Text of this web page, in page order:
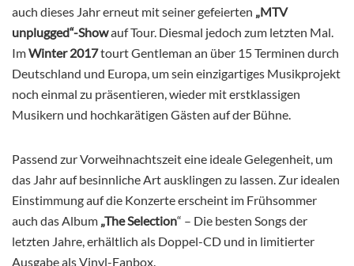
auch dieses Jahr erneut mit seiner gefeierten „MTV
unplugged“-Showauf Tour. Diesmal jedoch zum letzten Mal.
ImWinter 2017tourt Gentleman an über 15 Terminen durch
Deutschland und Europa, um sein einzigartiges Musikprojekt
noch einmal zu präsentieren, wieder mit erstklassigen
Musikern und hochkarätigen Gästen auf der Bühne.
Passend zur Vorweihnachtszeit eine ideale Gelegenheit, um
das Jahr auf besinnliche Art ausklingen zu lassen. Zur idealen
Einstimmung auf die Konzerte erscheint im Frühsommer
auch das Album „The Selection“ – Die besten Songs der
letzten Jahre, erhältlich als Doppel-CD und in limitierter
Ausgabe als Vinyl-Fanbox.